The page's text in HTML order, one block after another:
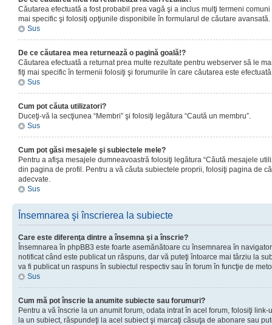
Căutarea efectuată a fost probabil prea vagă şi a inclus mulţi termeni
mai specific şi folosiţi opţiunile disponibile în formularul de căutare avansată.
Sus
De ce căutarea mea returnează o pagină goală!?
Căutarea efectuată a returnat prea multe rezultate pentru webserver să le
fiţi mai specific în termenii folosiţi şi forumurile în care căutarea este
Sus
Cum pot căuta utilizatori?
Duceţi-vă la secţiunea “Membri” şi folosiţi legătura “Caută un membru”.
Sus
Cum pot găsi mesajele şi subiectele mele?
Pentru a afişa mesajele dumneavoastră folosiţi legătura “Căută mesajele
din pagina de profil. Pentru a vă căuta subiectele proprii, folosiţi pagina de
adecvate.
Sus
Însemnarea şi înscrierea la subiecte
Care este diferenţa dintre a însemna şi a înscrie?
Însemnarea în phpBB3 este foarte asemănătoare cu însemnarea în
notificat când este publicat un răspuns, dar vă puteţi întoarce mai târziu la
va fi publicat un raspuns în subiectul respectiv sau în forum în funcţie de
Sus
Cum mă pot înscrie la anumite subiecte sau forumuri?
Pentru a vă înscrie la un anumit forum, odata intrat în acel forum, folosiţi
la un subiect, răspundeţi la acel subiect şi marcaţi căsuţa de abonare sau